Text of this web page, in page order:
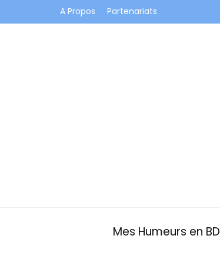
A Propos Partenariats
Mes Humeurs en BD